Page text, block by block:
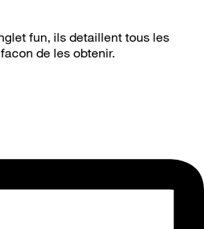
fun, ils detaillent tous les
de les obtenir.